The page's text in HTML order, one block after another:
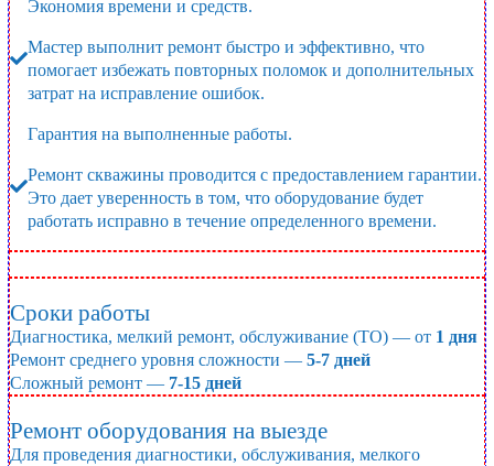
Экономия времени и средств.
Мастер выполнит ремонт быстро и эффективно, что
помогает избежать повторных поломок и дополнительных
затрат на исправление ошибок.
Гарантия на выполненные работы.
Ремонт скважины проводится с предоставлением гарантии.
Это дает уверенность в том, что оборудование будет
работать исправно в течение определенного времени.
Сроки работы
Диагностика, мелкий ремонт, обслуживание (ТО) — от 1 дня
Ремонт среднего уровня сложности — 5-7 дней
Сложный ремонт — 7-15 дней
Ремонт оборудования на выезде
Для проведения диагностики, обслуживания, мелкого